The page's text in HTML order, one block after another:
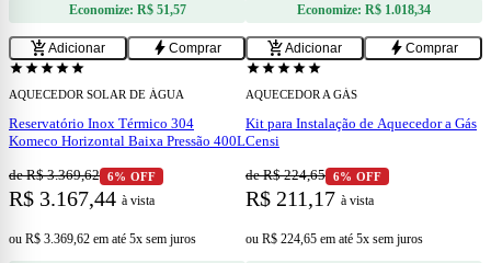
Economize: R$ 51,57
add_shopping_cartAdicionar bolt Comprar
Economize: R$ 1.018,34
add_shopping_cartAdicionar bolt Comprar
starstarstarstarstar
AQUECEDOR SOLAR DE ÁGUA
Reservatório Inox Térmico 304
Komeco Horizontal Baixa Pressão 400L
de R$ 3.369,62 6% OFF
R$ 3.167,44 à vista
ou R$ 3.369,62 em até 5x sem juros
starstarstarstarstar
AQUECEDOR A GÁS
Kit para Instalação de Aquecedor a Gás
Censi
de R$ 224,65 6% OFF
R$ 211,17 à vista
ou R$ 224,65 em até 5x sem juros